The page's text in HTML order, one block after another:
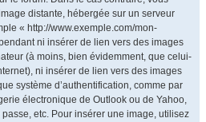
distante, hébergée sur un serveur
« http://www.exemple.com/mon-
ni insérer de lien vers des images
(à moins, bien évidemment, que celui-
ni insérer de lien vers des images
système d’authentification, comme par
électronique de Outlook ou de Yahoo,
etc. Pour insérer une image, utilisez